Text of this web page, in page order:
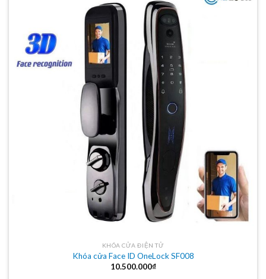
KHÓA CỬA ĐIỆN TỬ
Khóa cửa Face ID OneLock SF008
10.500.000₫